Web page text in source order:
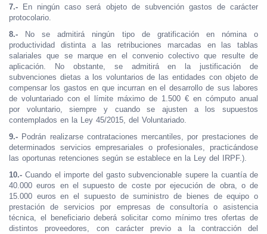
7.-
En ningún caso será objeto de subvención gastos de carácter
protocolario.
8.-
No se admitirá ningún tipo de gratificación en nómina o
productividad distinta a las retribuciones marcadas en las tablas
salariales que se marque en el convenio colectivo que resulte de
aplicación. No obstante, se admitirá en la justificación de
subvenciones dietas a los voluntarios de las entidades con objeto de
compensar los gastos en que incurran en el desarrollo de sus labores
de voluntariado con el límite máximo de 1.500 € en cómputo anual
por voluntario, siempre y cuando se ajusten a los supuestos
contemplados en la Ley 45/2015, del Voluntariado.
9.- Podrán realizarse contrataciones mercantiles, por prestaciones de
determinados servicios empresariales o profesionales, practicándose
las oportunas retenciones según se establece en la Ley del IRPF.).
10.-Cuando el importe del gasto subvencionable supere la cuantía de
40.000 euros en el supuesto de coste por ejecución de obra, o de
15.000 euros en el supuesto de suministro de bienes de equipo o
prestación de servicios por empresas de consultoría o asistencia
técnica, el beneficiario deberá solicitar como mínimo tres ofertas de
distintos proveedores, con carácter previo a la contracción del